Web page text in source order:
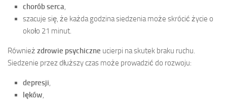
chorób serca,
szacuje się, że każda godzina siedzenia może skrócić życie o
około 21 minut.
Również zdrowie psychiczne ucierpi na skutek braku ruchu.
Siedzenie przez dłuższy czas może prowadzić do rozwoju:
depresji,
lęków,